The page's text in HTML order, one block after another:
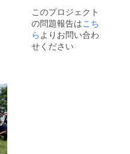
せてい
ただき
ます。
す。 ※
匿名が
よろし
い方は
質問に
このプロジェクト
の問題報告はこち
ら よりお問い合わ
せください